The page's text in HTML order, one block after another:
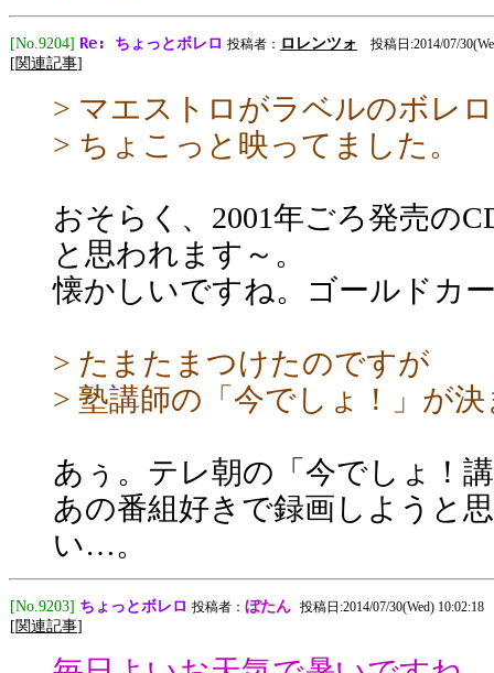
[No.9204] Re: ちょっとボレロ 投稿者： ロレンツォ 投稿日:2014/07/
[関連記事]
> マエストロがラベルのボレ
> ちょこっと映ってました。
おそらく、2001年ごろ発売の
と思われます～。
懐かしいですね。ゴールドカ
> たまたまつけたのですが
> 塾講師の「今でしょ！」が
あぅ。テレ朝の「今でしょ！
あの番組好きで録画しようと
い…。
[No.9203] ちょっとボレロ 投稿者： ぼたん 投稿日:2014/07/30(Wed) 10:02:18
[関連記事]